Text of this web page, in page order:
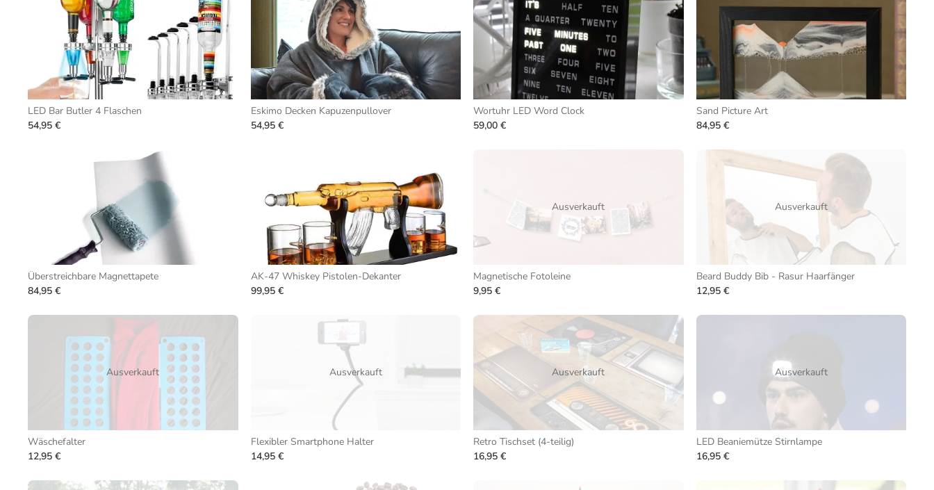
LED Bar Butler 4 Flaschen
54,95 €
Eskimo Decken Kapuzenpullover
54,95 €
Wortuhr LED Word Clock
59,00 €
Sand Picture Art
84,95 €
Überstreichbare Magnettapete
84,95 €
AK-47 Whiskey Pistolen-Dekanter
99,95 €
Ausverkauft
Magnetische Fotoleine
9,95 €
Ausverkauft
Beard Buddy Bib - Rasur Haarfänger
12,95 €
Ausverkauft
Wäschefalter
12,95 €
Ausverkauft
Flexibler Smartphone Halter
14,95 €
Ausverkauft
Retro Tischset (4-teilig)
16,95 €
Ausverkauft
LED Beaniemütze Stirnlampe
16,95 €